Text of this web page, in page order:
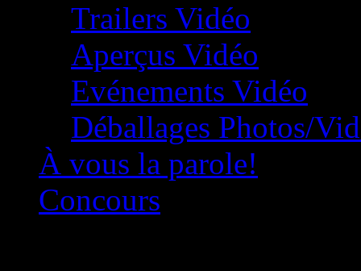
Trailers Vidéo
Aperçus Vidéo
Evénements Vidéo
Déballages Photos/
À vous la parole!
Concours